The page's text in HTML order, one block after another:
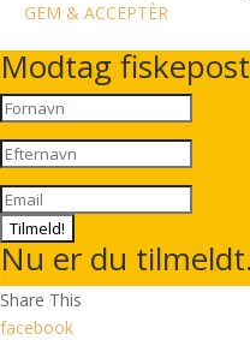
GEM & ACCEPTÈR
Modtag
Tilmeld!
Nu er du tilmeldt.
Share This
facebook